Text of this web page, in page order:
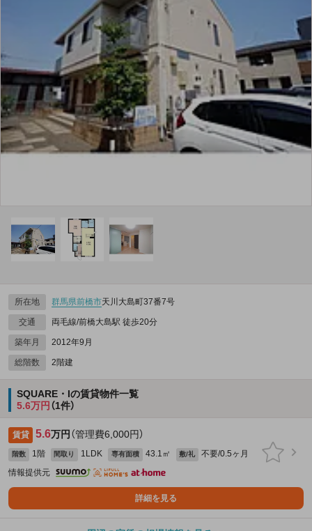
所在地 群馬県前橋市天川大島町37番7号
交通 両毛線/前橋大島駅 徒歩20分
築年月 2012年9月
総階数 2階建
SQUARE・Iの賃貸物件一覧
5.6万円 （1件）
賃貸 5.6万円 （管理費6,000円）
階数 1階 間取り 1LDK 専有面積 43.1㎡ 敷/礼
不要/0.5ヶ月
情報提供元
詳細を見る